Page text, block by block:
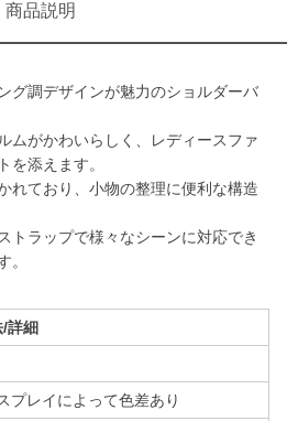
商品説明
グ調デザインが魅力のショルダーバ
ムがかわいらしく、レディースファ
を添えます。
れており、小物の整理に便利な構造
トラップで様々なシーンに対応でき
。
/詳細
プレイによって色差あり